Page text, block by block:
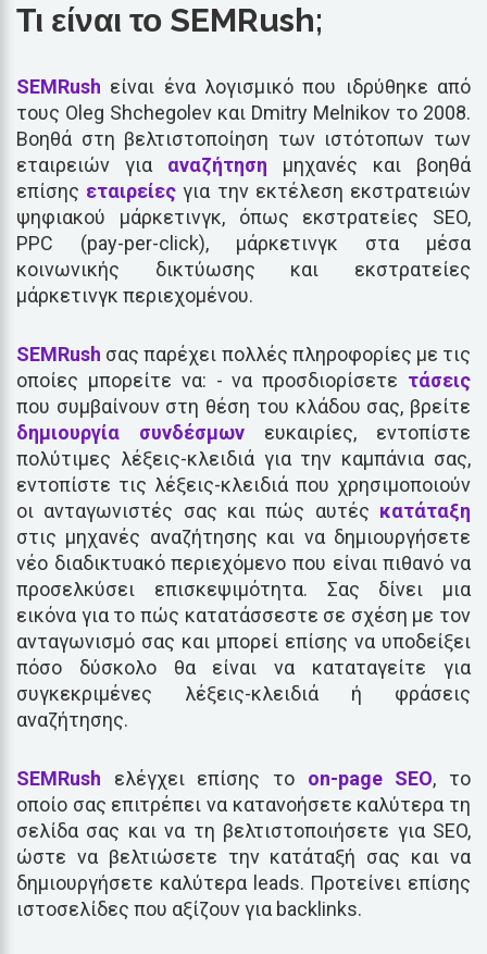
Τι είναι το SEMRush;
SEMRush είναι ένα λογισμικό που ιδρύθηκε από
τους Oleg Shchegolev και Dmitry Melnikov το 2008.
Βοηθά στη βελτιστοποίηση των ιστότοπων των
εταιρειών για αναζήτηση μηχανές και βοηθά
επίσης εταιρείες για την εκτέλεση εκστρατειών
ψηφιακού μάρκετινγκ, όπως εκστρατείες SEO,
PPC (pay-per-click), μάρκετινγκ στα μέσα
κοινωνικής δικτύωσης και εκστρατείες
μάρκετινγκ περιεχομένου.
SEMRush σας παρέχει πολλές πληροφορίες με τις
οποίες μπορείτε να: - να προσδιορίσετε τάσεις
που συμβαίνουν στη θέση του κλάδου σας, βρείτε
δημιουργία συνδέσμων ευκαιρίες, εντοπίστε
πολύτιμες λέξεις-κλειδιά για την καμπάνια σας,
εντοπίστε τις λέξεις-κλειδιά που χρησιμοποιούν
οι ανταγωνιστές σας και πώς αυτές κατάταξη
στις μηχανές αναζήτησης και να δημιουργήσετε
νέο διαδικτυακό περιεχόμενο που είναι πιθανό να
προσελκύσει επισκεψιμότητα. Σας δίνει μια
εικόνα για το πώς κατατάσσεστε σε σχέση με τον
ανταγωνισμό σας και μπορεί επίσης να υποδείξει
πόσο δύσκολο θα είναι να καταταγείτε για
συγκεκριμένες λέξεις-κλειδιά ή φράσεις
αναζήτησης.
SEMRush ελέγχει επίσης το on-page SEO, το
οποίο σας επιτρέπει να κατανοήσετε καλύτερα τη
σελίδα σας και να τη βελτιστοποιήσετε για SEO,
ώστε να βελτιώσετε την κατάταξή σας και να
δημιουργήσετε καλύτερα leads. Προτείνει επίσης
ιστοσελίδες που αξίζουν για backlinks.